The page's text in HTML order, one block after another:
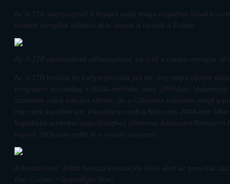
Az X-37B segítségével a légierő saját maga végezhet űrbeli
további vizsgálat céljából akár vissza is hozhat a Földre.
Az X-37B repülésének előkészületei: záródik a rakéta orrkúpja.
Az X-37B hosszú és kanyargós utat járt be, míg végül eljutott
programot eredetileg a NASA indította, még 1999-ben.
szerették volna pályára állítani, de a Columbia balesete, majd a
már nem kerülhet sor. Pénzhiány miatt a fejlesztés 2004-ben
foglalkozó amerikai ügynökséghez ( Defense Advanced Research
légierő 2006-ban vette át a vezető szerepet.
A floridai start. A fotó hosszú expozíciós ideje alatt az amerikai
Ben Cooper / Spaceflight Now)